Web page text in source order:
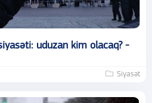
uduzan kim olacaq? -
Siyasət